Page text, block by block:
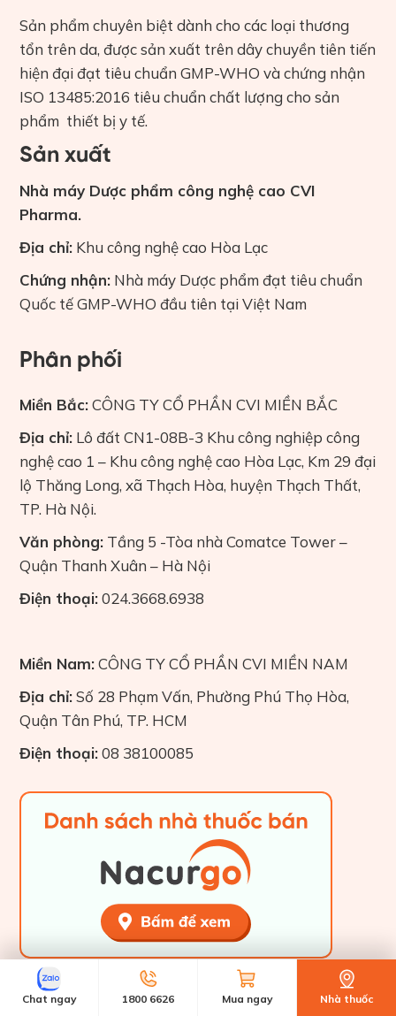
Sản phẩm chuyên biệt dành cho các loại thương
tổn trên da, được sản xuất trên dây chuyền tiên tiến
hiện đại đạt tiêu chuẩn GMP-WHO và chứng nhận
ISO 13485:2016 tiêu chuẩn chất lượng cho sản
phẩm thiết bị y tế.
Sản xuất
Nhà máy Dược phẩm công nghệ cao CVI
Pharma.
Địa chỉ: Khu công nghệ cao Hòa Lạc
Chứng nhận: Nhà máy Dược phẩm đạt tiêu chuẩn
Quốc tế GMP-WHO đầu tiên tại Việt Nam
Phân phối
Miền Bắc:CÔNG TY CỔ PHẦN CVI MIỀN BẮC
Địa chỉ: Lô đất CN1-08B-3 Khu công nghiệp công
nghệ cao 1 – Khu công nghệ cao Hòa Lạc, Km 29 đại
lộ Thăng Long, xã Thạch Hòa, huyện Thạch Thất,
TP. Hà Nội.
Văn phòng: Tầng 5 -Tòa nhà Comatce Tower –
Quận Thanh Xuân – Hà Nội
Điện thoại:024.3668.6938
Miền Nam:CÔNG TY CỔ PHẦN CVI MIỀN NAM
Địa chỉ:Số 28 Phạm Vấn, Phường Phú Thọ Hòa,
Quận Tân Phú, TP. HCM
Điện thoại:08 38100085
Chat ngay 1800 6626 Mua ngay Nhà thuốc